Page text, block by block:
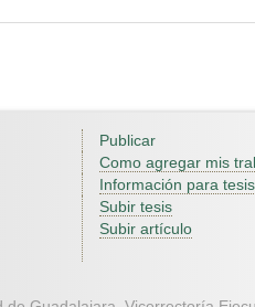
Publicar
Como agregar mis
Información para
Subir tesis
Subir artículo